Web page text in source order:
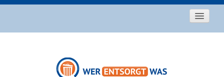
Entsorgungstipps